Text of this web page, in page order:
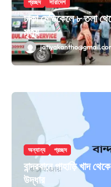
প্রচ্ছদ সারাদেশ
ঢাকা মেডিকেলে ৮ তলা
মৃত্যু
অন্যান্য প্রচ্ছদ
বান্দরবানে পাহাড়ি খাদ
উদ্ধার